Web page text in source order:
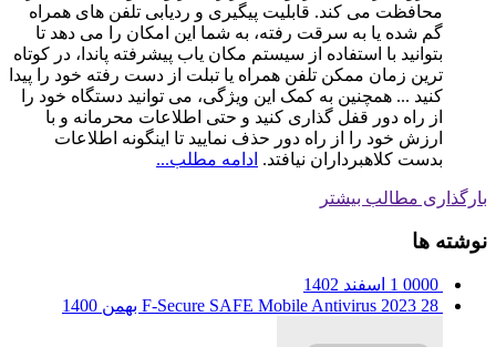
محافظت می کند. قابلیت پیگیری و ردیابی تلفن های همراه
گم شده یا به سرقت رفته، به شما این امکان را می دهد تا
بتوانید با استفاده از سیستم مکان یاب پیشرفته پاندا، در کوتاه
ترین زمان ممکن تلفن همراه یا تبلت از دست رفته خود را پیدا
کنید ... همچنین به کمک این ویژگی، می توانید دستگاه خود را
از راه دور قفل گذاری کنید و حتی اطلاعات محرمانه و با
ارزش خود را از راه دور حذف نمایید تا اینگونه اطلاعات
بدست کلاهبرداران نیافتد. ادامه مطلب...
بارگذاری مطالب بیشتر
نوشته ها
0000 1 اسفند 1402
F-Secure SAFE Mobile Antivirus 2023 28 بهمن 1400